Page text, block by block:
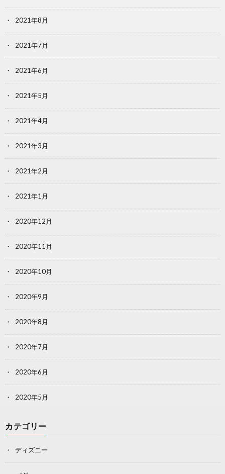
2021年8月
2021年7月
2021年6月
2021年5月
2021年4月
2021年3月
2021年2月
2021年1月
2020年12月
2020年11月
2020年10月
2020年9月
2020年8月
2020年7月
2020年6月
2020年5月
カテゴリー
ディズニー